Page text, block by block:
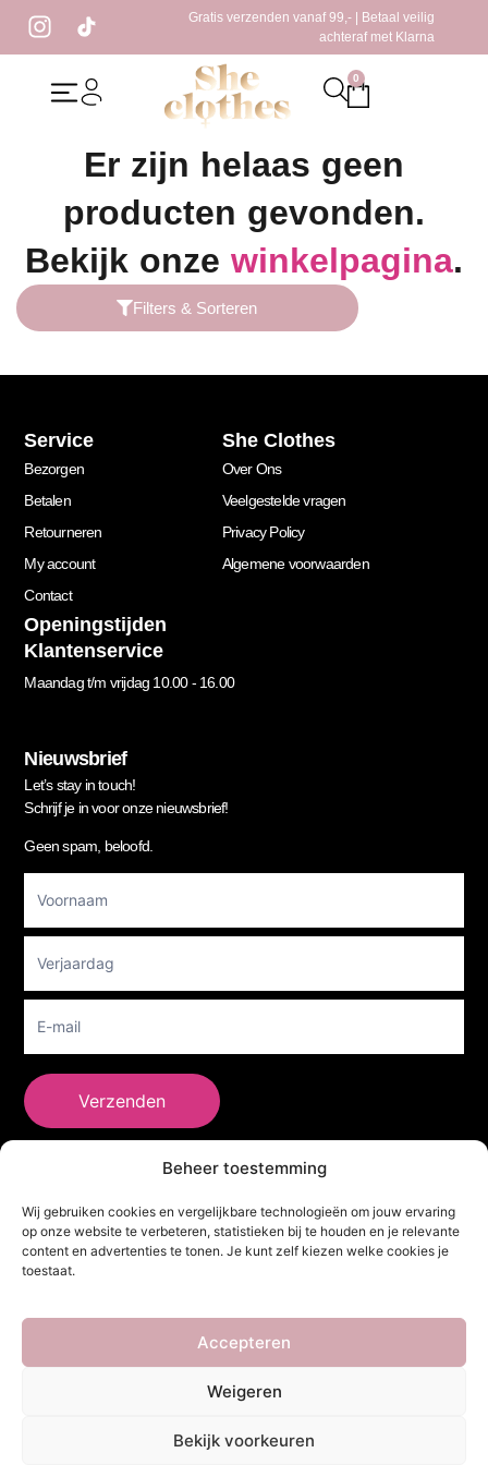
Beheer toestemming
Wij gebruiken cookies en vergelijkbare technologieën om jouw ervaring
op onze website te verbeteren, statistieken bij te houden en je relevante
content en advertenties te tonen. Je kunt zelf kiezen welke cookies je
toestaat.
Accepteren
Weigeren
Bekijk voorkeuren
Gratis verzenden vanaf 99,- | Betaal veilig
achteraf met Klarna
0
/ Producten getagged “rust pantalon”
Er zijn helaas geen
producten gevonden.
Bekijk onze winkelpagina.
Filters & Sorteren
Service
Bezorgen
Betalen
Retourneren
My account
Contact
She Clothes
Over Ons
Veelgestelde vragen
Privacy Policy
Algemene voorwaarden
Openingstijden
Klantenservice
Maandag t/m vrijdag 10.00 - 16.00
Nieuwsbrief
Let’s stay in touch!
Schrijf je in voor onze nieuwsbrief!
Geen spam, beloofd.
Newsletter
Verzenden
Adres
. Alle rechten voorbehouden. Powered by
Webdesigner &YHDS